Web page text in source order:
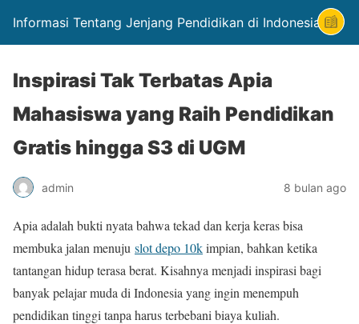
Informasi Tentang Jenjang Pendidikan di Indonesia
Inspirasi Tak Terbatas Apia
Mahasiswa yang Raih Pendidikan
Gratis hingga S3 di UGM
admin 8 bulan ago
Apia adalah bukti nyata bahwa tekad dan kerja keras bisa
membuka jalan menuju slot depo 10kimpian, bahkan ketika
tantangan hidup terasa berat. Kisahnya menjadi inspirasi bagi
banyak pelajar muda di Indonesia yang ingin menempuh
pendidikan tinggi tanpa harus terbebani biaya kuliah.